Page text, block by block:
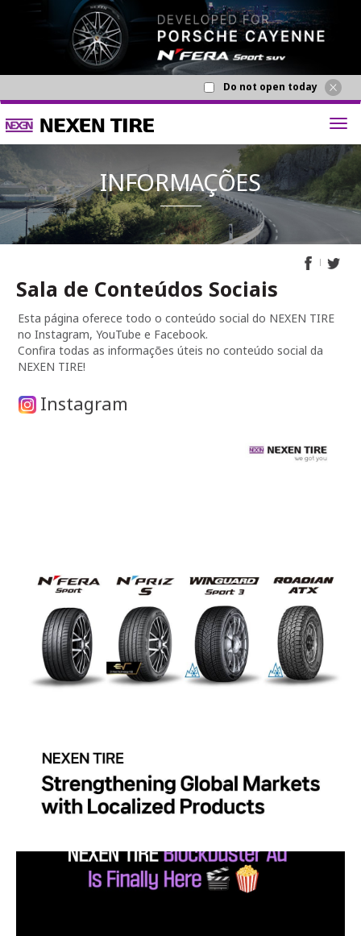
Do not open today
Sala de Conteúdos Sociais
Esta página oferece todo o conteúdo social do NEXEN TIRE
no Instagram, YouTube e Facebook.
Confira todas as informações úteis no conteúdo social da
NEXEN TIRE!
Instagram